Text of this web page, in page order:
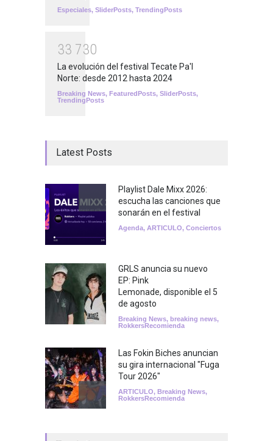
Especiales, SliderPosts, TrendingPosts
33 730
La evolución del festival Tecate Pa'l
Norte: desde 2012 hasta 2024
Breaking News, FeaturedPosts, SliderPosts,
TrendingPosts
Latest Posts
Playlist Dale Mixx 2026:
escucha las canciones que
sonarán en el festival
Agenda, ARTICULO, Conciertos
GRLS anuncia su nuevo
EP: Pink
Lemonade, disponible el 5
de agosto
Breaking News, breaking news,
RokkersRecomienda
Las Fokin Biches anuncian
su gira internacional "Fuga
Tour 2026"
ARTICULO, Breaking News,
RokkersRecomienda